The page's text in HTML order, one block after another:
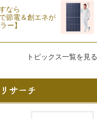
なら
節電＆創エネが
ー】
トピックス一覧を見る